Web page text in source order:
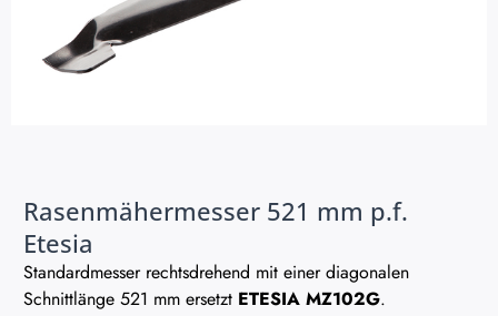
Rasenmähermesser 521 mm p.f.
Etesia
Standardmesser rechtsdrehend mit einer diagonalen
Schnittlänge 521 mm ersetzt ETESIA MZ102G.